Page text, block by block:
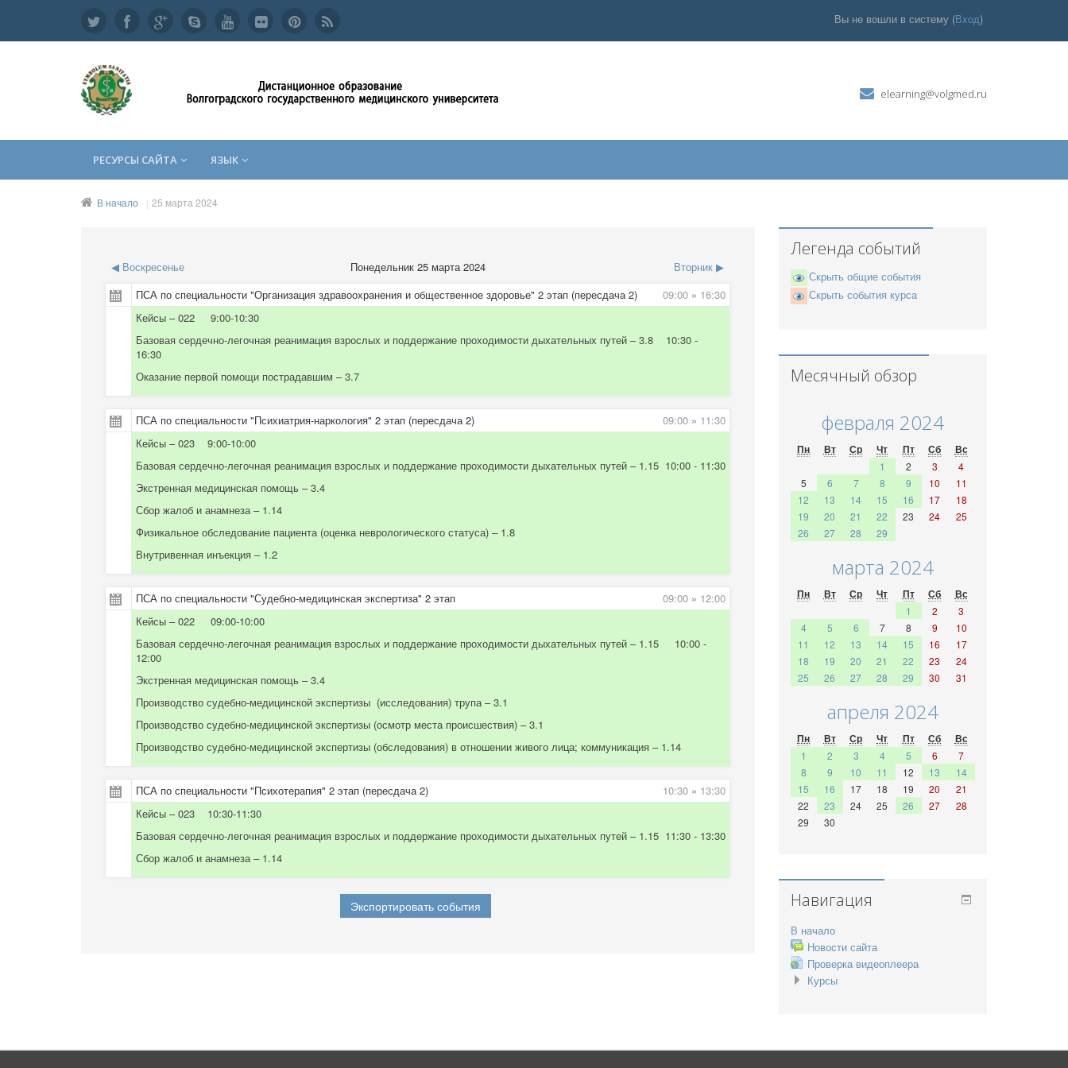
Вы не вошли в систему (Вход)
elearning@volgmed.ru
РЕСУРСЫ САЙТА ЯЗЫК
В начало 25 марта 2024
◀ Воскресенье Понедельник 25 марта 2024 Вторник ▶
ПСА по специальности "Организация здравоохранения и общественное здоровье" 2 этап (пересдача 2)
09:00 » 16:30
Кейсы – 022 9:00-10:30
Базовая сердечно-легочная реанимация взрослых и поддержание проходимости дыхательных путей – 3.8 10:30 -
16:30
Оказание первой помощи пострадавшим – 3.7
ПСА по специальности "Психиатрия-наркология" 2 этап (пересдача 2) 09:00 » 11:30
Кейсы – 023 9:00-10:00
Базовая сердечно-легочная реанимация взрослых и поддержание проходимости дыхательных путей – 1.15 10:00 - 11:30
Экстренная медицинская помощь – 3.4
Сбор жалоб и анамнеза – 1.14
Физикальное обследование пациента (оценка неврологического статуса) – 1.8
Внутривенная инъекция – 1.2
ПСА по специальности "Судебно-медицинская экспертиза" 2 этап 09:00 » 12:00
Кейсы – 022 09:00-10:00
Базовая сердечно-легочная реанимация взрослых и поддержание проходимости дыхательных путей – 1.15 10:00 -
12:00
Экстренная медицинская помощь – 3.4
Производство судебно-медицинской экспертизы (исследования) трупа – 3.1
Производство судебно-медицинской экспертизы (осмотр места происшествия) – 3.1
Производство судебно-медицинской экспертизы (обследования) в отношении живого лица; коммуникация – 1.14
ПСА по специальности "Психотерапия" 2 этап (пересдача 2) 10:30 » 13:30
Кейсы – 023 10:30-11:30
Базовая сердечно-легочная реанимация взрослых и поддержание проходимости дыхательных путей – 1.15 11:30 - 13:30
Сбор жалоб и анамнеза – 1.14
Легенда событий
Скрыть общие события
Скрыть события курса
Месячный обзор
февраля 2024
Пн Вт Ср Чт Пт Сб Вс
1 2 3
4
5
6 7 8 9 10
11
12
13 14 15 16 17
18
19
20 21 22 23 24
25
26
27 28 29
марта 2024
Пн Вт Ср Чт Пт Сб Вс
1 2
3
4
5 6 7 8 9
10
11
12 13 14 15 16
17
18
19 20 21 22 23
24
25
26 27 28 29 30 31
апреля 2024
Пн Вт Ср Чт Пт Сб Вс
1 2 3 4 5 6
7
8
9 10 11 12 13
14
15
16 17 18 19 20
21
22
23 24 25 26 27
28
29
30
Навигация
В начало
Новости сайта
Проверка видеоплеера
Курсы